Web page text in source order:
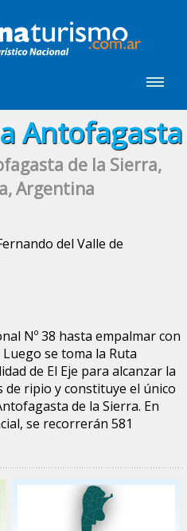
Antofagasta
de la Sierra,
Argentina
del Valle de
Nº 38 hasta empalmar con
Luego se toma la Ruta
de El Eje para alcanzar la
de ripio y constituye el único
de la Sierra. En
se recorrerán 581